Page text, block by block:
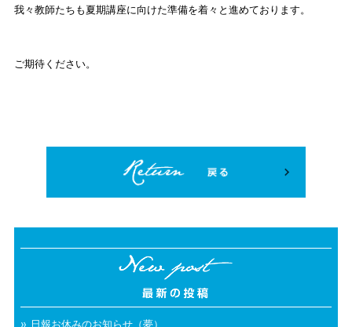
我々教師たちも夏期講座に向けた準備を着々と進めております。
ご期待ください。
日報お休みのお知らせ（夢）